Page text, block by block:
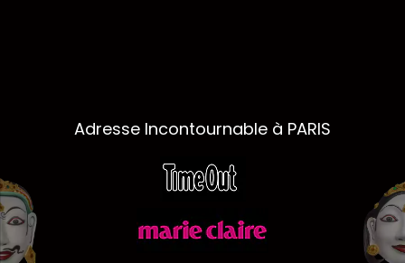
Adresse Incontournable à PARIS